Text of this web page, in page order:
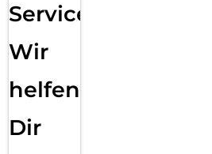
Service:
Wir
helfen
Dir